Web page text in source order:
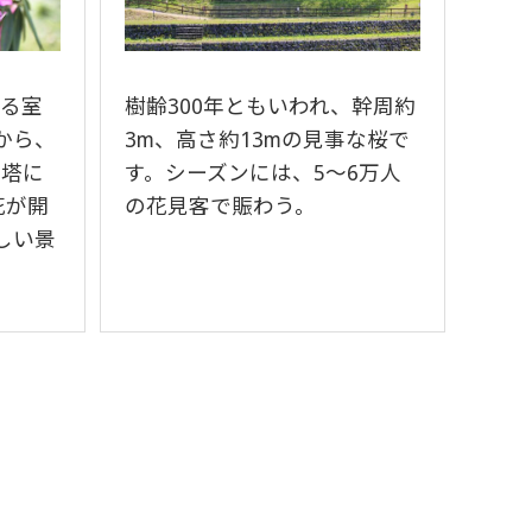
室
、
に
開
い景
樹齢300年ともいわれ、幹周約
3m、高さ約13mの見事な桜で
す。シーズンには、5～6万人
の花見客で賑わう。